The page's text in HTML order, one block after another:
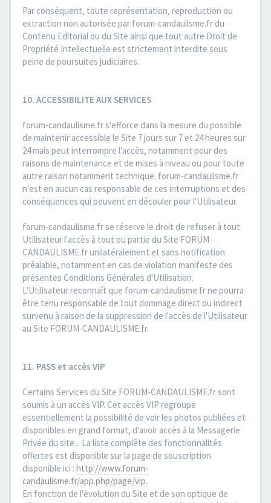
Par conséquent, toute représentation, reproduction ou
extraction non autorisée par forum-candaulisme.fr du
Contenu Editorial ou du Site ainsi que tout autre Droit de
Propriété Intellectuelle est strictement interdite sous
peine de poursuites judiciaires.
10. ACCESSIBILITE AUX SERVICES
forum-candaulisme.fr s'efforce dans la mesure du possible
de maintenir accessible le Site 7 jours sur 7 et 24 heures sur
24 mais peut interrompre l'accès, notamment pour des
raisons de maintenance et de mises à niveau ou pour toute
autre raison notamment technique. forum-candaulisme.fr
n'est en aucun cas responsable de ces interruptions et des
conséquences qui peuvent en découler pour l'Utilisateur.
forum-candaulisme.fr se réserve le droit de refuser à tout
Utilisateur l'accès à tout ou partie du Site FORUM-
CANDAULISME.fr unilatéralement et sans notification
préalable, notamment en cas de violation manifeste des
présentes Conditions Générales d'Utilisation.
L'Utilisateur reconnaît que forum-candaulisme.fr ne pourra
être tenu responsable de tout dommage direct ou indirect
survenu à raison de la suppression de l'accès de l'Utilisateur
au Site FORUM-CANDAULISME.fr.
11. PASS et accès VIP
Certains Services du Site FORUM-CANDAULISME.fr sont
soumis à un accès VIP. Cet accès VIP regroupe
essentiellement la possibilité de voir les photos publiées et
disponibles en grand format, d'avoir accès à la Messagerie
Privée du site... La liste complête des fonctionnalités
offertes est disponible sur la page de souscription
disponible ici : http://www.forum-
candaulisme.fr/app.php/page/vip.
En fonction de l'évolution du Site et de son optique de